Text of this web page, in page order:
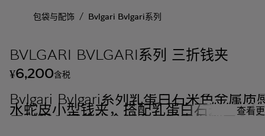
包袋与配饰 / Bvlgari Bvlgari系列
BVLGARI BVLGARI系列 三折钱夹
¥6,200含税
Bvlgari Bvlgari系列乳蛋白石米色金属质
水蛇皮小型钱夹，搭配乳蛋白石米色小羊
皮衬里。经典浅金镀金黄铜夹扣翻盖，按
查看